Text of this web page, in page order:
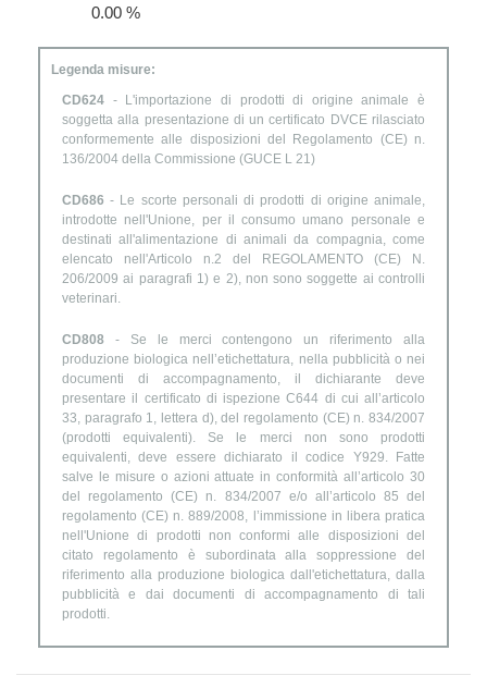
0.00 %
Legenda misure:
CD624 - L'importazione di prodotti di origine animale è
soggetta alla presentazione di un certificato DVCE rilasciato
conformemente alle disposizioni del Regolamento (CE) n.
136/2004 della Commissione (GUCE L 21)
CD686 - Le scorte personali di prodotti di origine animale,
introdotte nell'Unione, per il consumo umano personale e
destinati all'alimentazione di animali da compagnia, come
elencato nell'Articolo n.2 del REGOLAMENTO (CE) N.
206/2009 ai paragrafi 1) e 2), non sono soggette ai controlli
veterinari.
CD808 - Se le merci contengono un riferimento alla
produzione biologica nell’etichettatura, nella pubblicità o nei
documenti di accompagnamento, il dichiarante deve
presentare il certificato di ispezione C644 di cui all’articolo
33, paragrafo 1, lettera d), del regolamento (CE) n. 834/2007
(prodotti equivalenti). Se le merci non sono prodotti
equivalenti, deve essere dichiarato il codice Y929. Fatte
salve le misure o azioni attuate in conformità all’articolo 30
del regolamento (CE) n. 834/2007 e/o all’articolo 85 del
regolamento (CE) n. 889/2008, l’immissione in libera pratica
nell'Unione di prodotti non conformi alle disposizioni del
citato regolamento è subordinata alla soppressione del
riferimento alla produzione biologica dall'etichettatura, dalla
pubblicità e dai documenti di accompagnamento di tali
prodotti.